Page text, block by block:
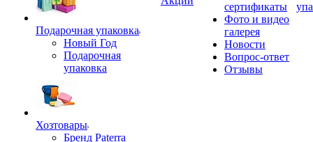
Подарочная упаковка
Новый Год
Подарочная
упаковка
Хозтовары
Бренд Paterra
сертификаты
Фото и видео
галерея
Новости
Вопрос-ответ
Отзывы